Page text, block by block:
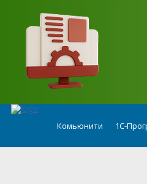
Комьюнити 1С-